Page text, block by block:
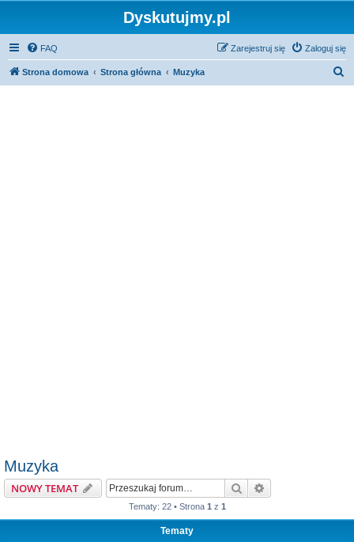
Dyskutujmy.pl
FAQ Zaloguj się
Zarejestruj się
Strona domowa Strona główna Muzyka
Muzyka
NOWY TEMAT Szukaj
Tematy: 22 • Strona 1 z 1
Tematy